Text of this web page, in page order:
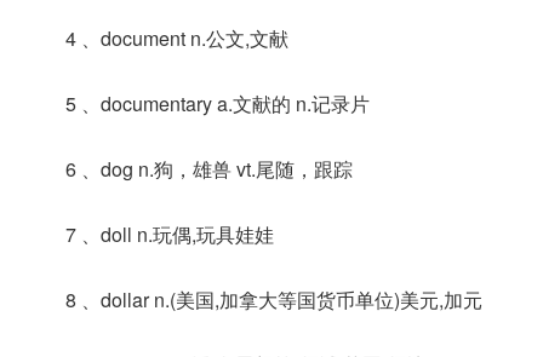
4 、document n.公文,文献
5 、documentary a.文献的 n.记录片
6 、dog n.狗，雄兽 vt.尾随，跟踪
7 、doll n.玩偶,玩具娃娃
8 、dollar n.(美国,加拿大等国货币单位)美元,加元